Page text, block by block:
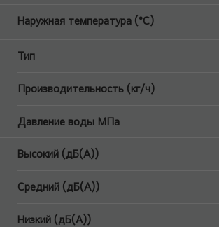
Наружная температура (°C)
Тип
Производительность (кг/ч)
Давление воды МПа
Высокий (дБ(А))
Средний (дБ(А))
Низкий (дБ(А))